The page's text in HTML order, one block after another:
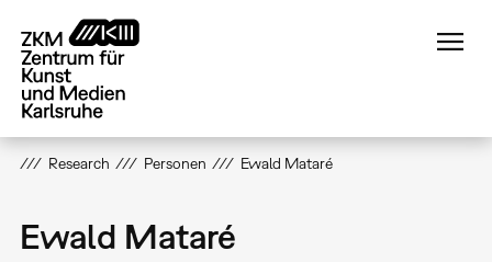
zum
Inhalt
Research Personen Ewald Mataré
Ewald Mataré